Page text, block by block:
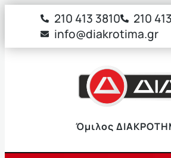
στο
περιεχόμενο210 413 3810 210
info@diakrotima.gr
Όμιλος